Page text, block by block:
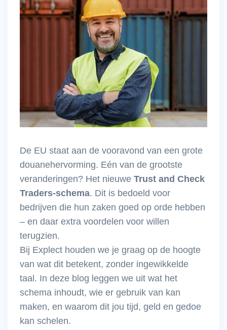
De EU staat aan de vooravond van een grote
douanehervorming. Eén van de grootste
veranderingen? Het nieuwe Trust and Check
Traders-schema. Dit is bedoeld voor
bedrijven die hun zaken goed op orde hebben
– en daar extra voordelen voor willen
terugzien.
Bij Explect houden we je graag op de hoogte
van wat dit betekent, zonder ingewikkelde
taal. In deze blog leggen we uit wat het
schema inhoudt, wie er gebruik van kan
maken, en waarom dit jou tijd, geld en gedoe
kan schelen.